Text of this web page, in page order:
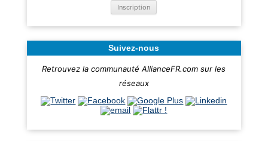
Suivez-nous
Retrouvez la communauté AllianceFR.com sur les
réseaux